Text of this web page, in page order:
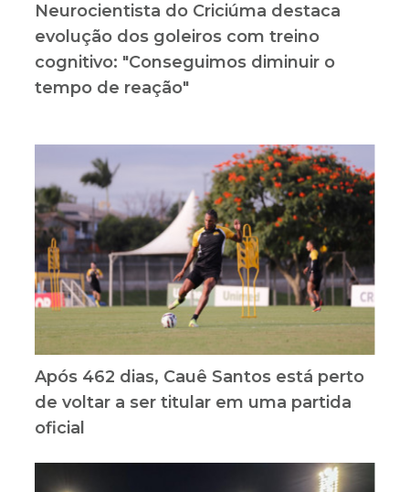
Neurocientista do Criciúma destaca
evolução dos goleiros com treino
cognitivo: "Conseguimos diminuir o
tempo de reação"
Após 462 dias, Cauê Santos está perto
de voltar a ser titular em uma partida
oficial